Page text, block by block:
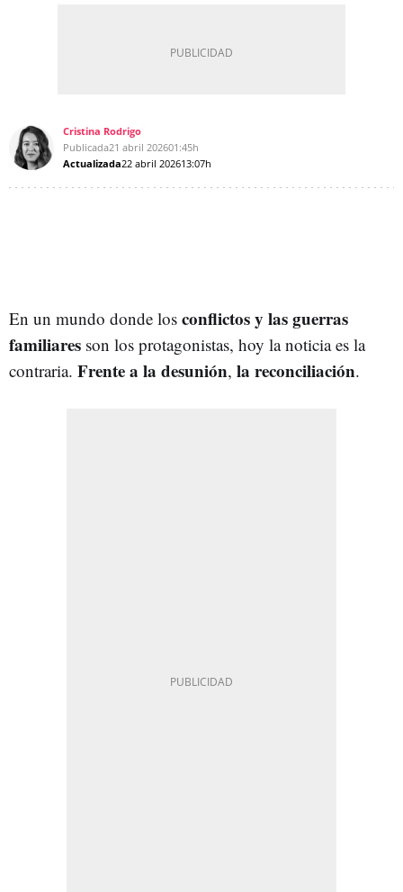
Cristina Rodrigo
Publicada21 abril 202601:45h
Actualizada22 abril 202613:07h
En un mundo donde los conflictos y las guerras
familiares son los protagonistas, hoy la noticia es la
contraria. Frente a la desunión, la reconciliación.